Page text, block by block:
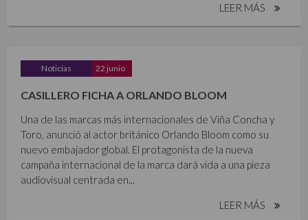
LEER MÁS
Noticias 22 junio
CASILLERO FICHA A ORLANDO BLOOM
Una de las marcas más internacionales de Viña Concha y
Toro, anunció al actor británico Orlando Bloom como su
nuevo embajador global. El protagonista de la nueva
campaña internacional de la marca dará vida a una pieza
audiovisual centrada en...
LEER MÁS